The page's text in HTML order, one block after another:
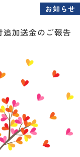
お知らせ
加送金のご報告